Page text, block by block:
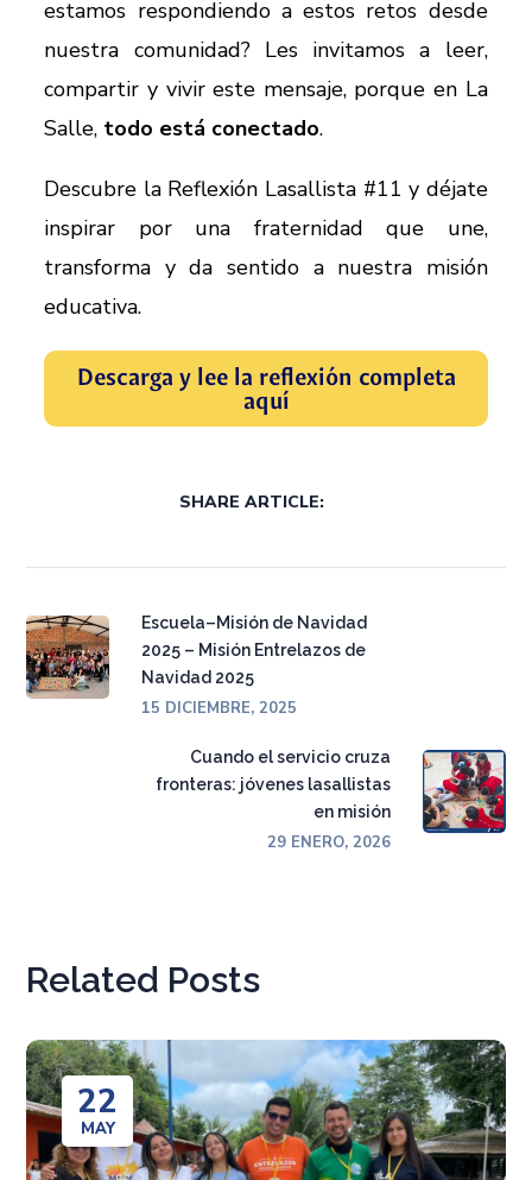
estamos respondiendo a estos retos desde
nuestra comunidad? Les invitamos a leer,
compartir y vivir este mensaje, porque en La
Salle, todo está conectado.
Descubre la Reflexión Lasallista #11 y déjate
inspirar por una fraternidad que une,
transforma y da sentido a nuestra misión
educativa.
Descarga y lee la reflexión completa
aquí
SHARE ARTICLE:
Escuela–Misión de Navidad
2025 – Misión Entrelazos de
Navidad 2025
15 DICIEMBRE, 2025
Cuando el servicio cruza
fronteras: jóvenes lasallistas
en misión
29 ENERO, 2026
Related Posts
22
MAY